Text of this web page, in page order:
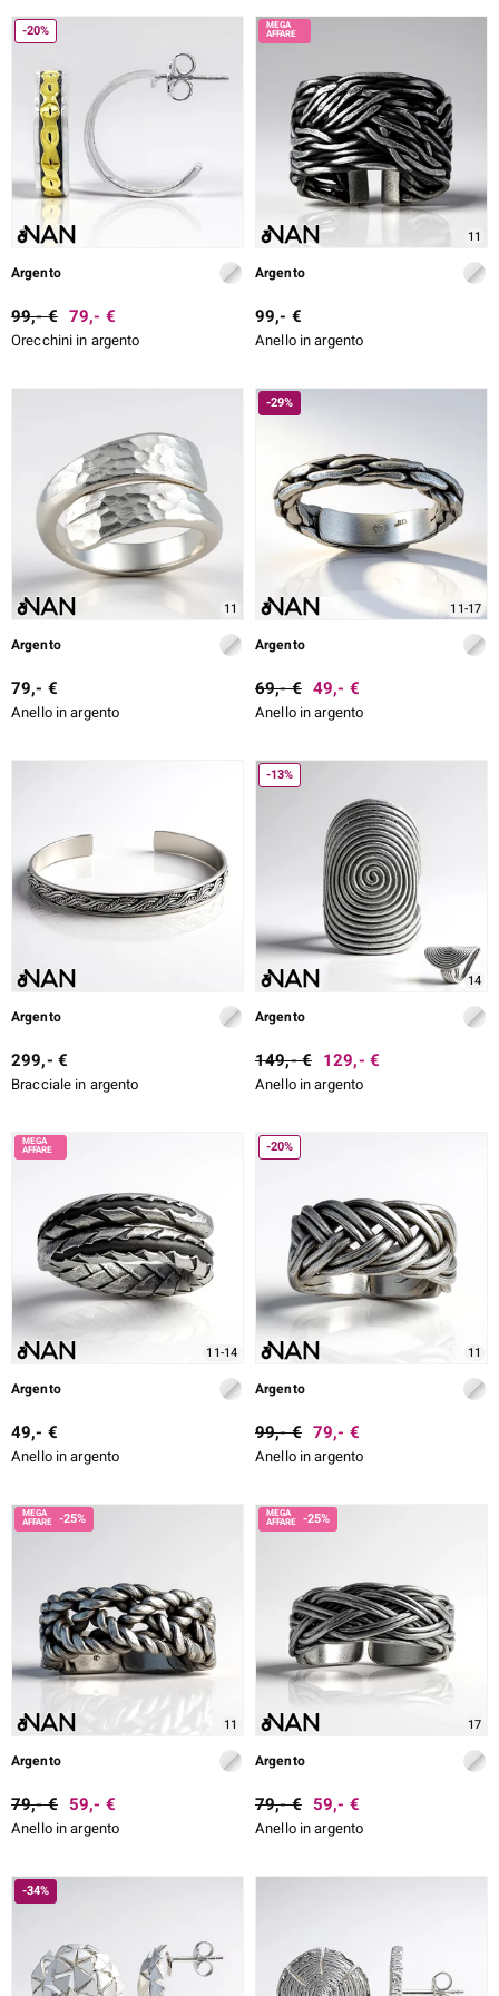
SELECTION
de Melo
-20%
Argento
99,- € 79,- €
Orecchini in argento
11
Argento
99,- €
Anello in argento
11
Argento
79,- €
Anello in argento
-29%
11-17
Argento
69,- € 49,- €
Anello in argento
Argento
299,- €
Bracciale in argento
-13%
14
Argento
149,- € 129,- €
Anello in argento
11-14
Argento
49,- €
Anello in argento
-20%
11
Argento
99,- € 79,- €
Anello in argento
-25%
11
Argento
79,- € 59,- €
Anello in argento
-25%
17
Argento
79,- € 59,- €
Anello in argento
-34%